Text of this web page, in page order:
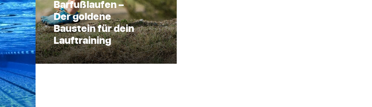
Barfußlaufen –
Der goldene
Baustein für dein
Lauftraining